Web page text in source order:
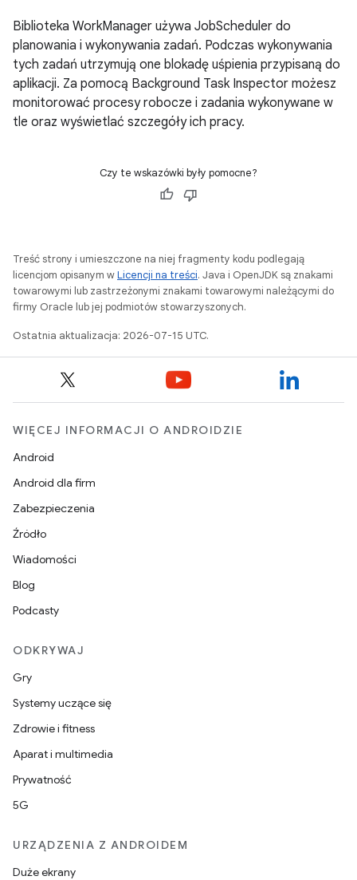
Biblioteka WorkManager używa JobScheduler do
planowania i wykonywania zadań. Podczas wykonywania
tych zadań utrzymują one blokadę uśpienia przypisaną do
aplikacji. Za pomocą Background Task Inspector możesz
monitorować procesy robocze i zadania wykonywane w
tle oraz wyświetlać szczegóły ich pracy.
Czy te wskazówki były pomocne?
Treść strony i umieszczone na niej fragmenty kodu podlegają
licencjom opisanym wLicencji na treści. Java i OpenJDK są znakami
towarowymi lub zastrzeżonymi znakami towarowymi należącymi do
firmy Oracle lub jej podmiotów stowarzyszonych.
Ostatnia aktualizacja: 2026-07-15 UTC.
WIĘCEJ INFORMACJI O ANDROIDZIE
Android
Android dla firm
Zabezpieczenia
Źródło
Wiadomości
Blog
Podcasty
ODKRYWAJ
Gry
Systemy uczące się
Zdrowie i fitness
Aparat i multimedia
Prywatność
5G
URZĄDZENIA Z ANDROIDEM
Duże ekrany